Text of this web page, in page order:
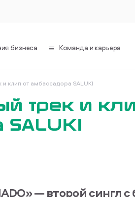
бизнеса Команда и карьера
и клип от амбассадора SALUKI
трек и
— второй сингл